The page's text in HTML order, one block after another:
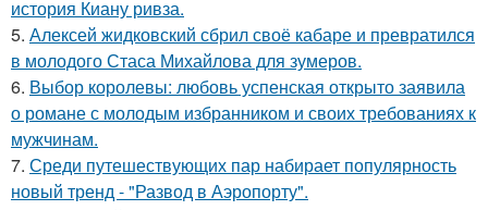
история Киану ривза.
5. Алексей жидковский сбрил своё кабаре и превратился
в молодого Стаса Михайлова для зумеров.
6. Выбор королевы: любовь успенская открыто заявила
о романе с молодым избранником и своих требованиях к
мужчинам.
7. Среди путешествующих пар набирает популярность
новый тренд - "Развод в Аэропорту".